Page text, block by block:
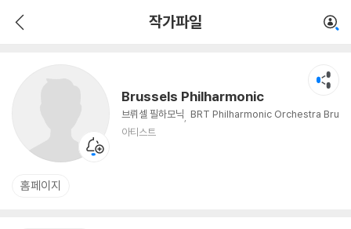
작가파일
Brussels Philharmonic
브뤼셀 필하모닉
BRT Philharmonic Orchestra Bru
ssels, Flemish Radio Orchestra
아티스트
홈페이지